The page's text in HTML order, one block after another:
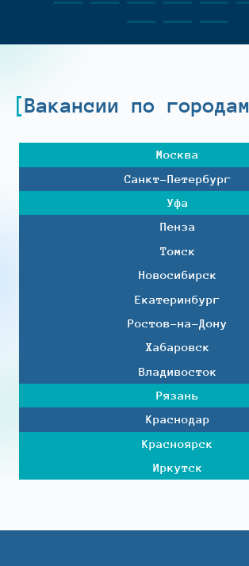
Вакансии по городам
Москва
Санкт-Петербург
Уфа
Пенза
Томск
Новосибирск
Екатеринбург
Ростов-на-Дону
Хабаровск
Владивосток
Рязань
Краснодар
Красноярск
Иркутск